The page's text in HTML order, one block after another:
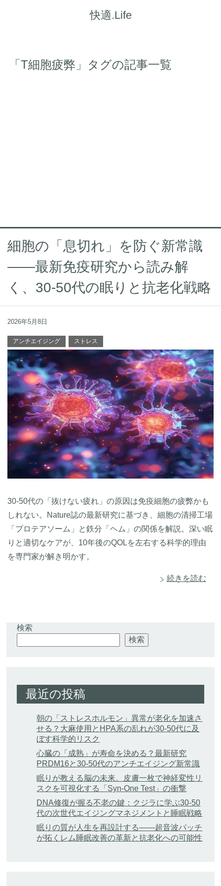
快適.Life
「T細胞疲弊」タグの記事一覧
細胞の「息切れ」を防ぐ新常識
——最新免疫研究から読み解
く、30-50代の眠りと抗老化戦略
2026年5月8日
アンチエイジング ストレス
30-50代の「抜けない疲れ」の原因は免疫細胞の疲弊かも
しれない。Nature誌の最新研究に基づき、細胞の清掃工場
「プロテアソーム」と鉄分「ヘム」の関係を解説。深い眠
りと適切なケアが、10年後のQOLを左右する科学的理由
を専門家が解き明かす。
続きを読む
検索
検索
最近の投稿
朝の「ストレスホルモン」異常が老化を加速さ
せる？大麻使用とHPA系の乱れが30-50代に及
ぼす科学的リスク
心臓の「成熟」が寿命を決める？最新研究
PRDM16と30-50代のアンチエイジング新常識
眠りが教える脳の未来。皮膚一枚で神経変性リ
スクを可視化する「Syn-One Test」の衝撃
DNA修復が握る不老の鍵：クジラに学ぶ30-50
代の次世代エイジングマネジメントと睡眠戦略
眠りの質が人生を再設計する——超音波パッチ
が拓くレム睡眠改善の革新と抗老化への可能性